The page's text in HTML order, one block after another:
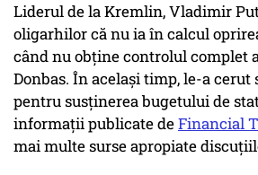
Liderul de la Kremlin, Vladimir
oligarhilor că nu ia în calcul
când nu obține controlul complet
Donbas. În același timp, le-a
pentru susținerea bugetului de
informații publicate deFinancial
mai multe surse apropiate